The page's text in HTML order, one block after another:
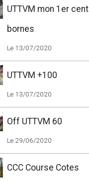
UTTVM mon 1er cent
bornes
Le 13/07/2020
UTTVM +100
Le 13/07/2020
Off UTTVM 60
Le 29/06/2020
CCC Course Cotes